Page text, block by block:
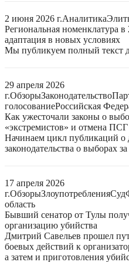
2 июня 2026 г.Аналитика
Региональная номенклатура
адаптация в новых условиях
Мы публикуем полный текст
29 апреля 2026
г.ОбзорыЗаконодательство
голосованиеРоссийская
Как ужесточали законы о
«экстремистов» и отмена ПСГ
Начинаем цикл публикаций о
законодательства о выборах
17 апреля 2026
г.ОбзорыЗлоупотребленияСуд
область
Бывший сенатор от Тулы
организацию убийства
Дмитрий Савельев прошел
боевых действий к
а затем и приготовления